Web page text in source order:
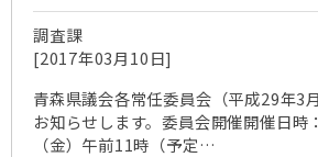
調査課
[2017年03月10日]
青森県議会各常任委員会（平成29年3
お知らせします。委員会開催開催日時
（金）午前11時（予定…